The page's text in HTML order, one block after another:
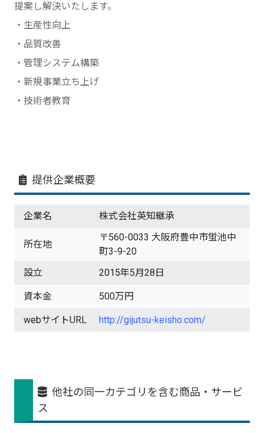
提案し解決いたします。
・生産性向上
・品質改善
・管理システム構築
・新規事業立ち上げ
・技術者教育
提供企業概要
企業名 株式会社英知継承
所在地
〒560-0033 大阪府豊中市蛍池中
町3-9-20
設立
2015年5月28日
資本金 500万円
webサイトURL http://gijutsu-keisho.com/
他社の同一カテゴリを含む商品・サービ
ス